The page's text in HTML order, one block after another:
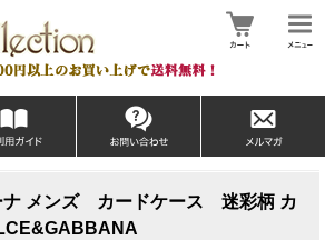
ナ メンズ カードケース 迷彩柄 カ